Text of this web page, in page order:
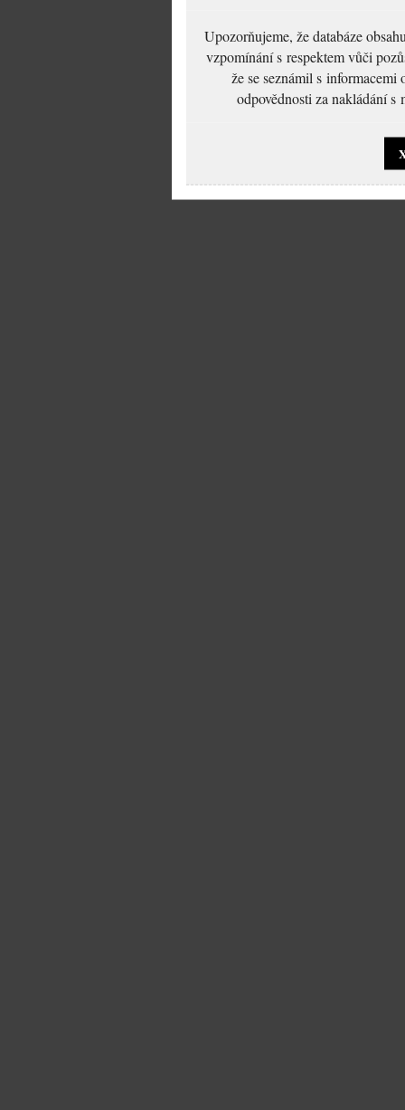
Upozorňujeme, že databáze
vzpomínání s respektem vůči
že se seznámil s
odpovědnosti za nakládání